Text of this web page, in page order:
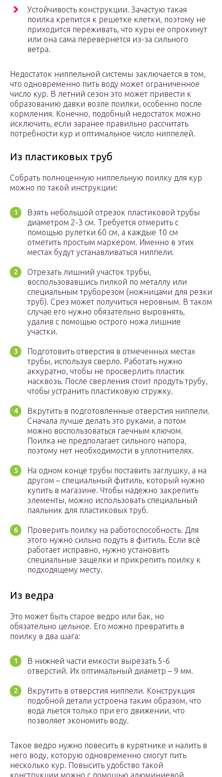
Устойчивость конструкции. Зачастую такая
поилка крепится к решетке клетки, поэтому не
приходится переживать, что куры ее опрокинут
или она сама перевернется из-за сильного
ветра.
Недостаток ниппельной системы заключается в том,
что одновременно пить воду может ограниченное
число кур. В летний сезон это может привести к
образованию давки возле поилки, особенно после
кормления. Конечно, подобный недостаток можно
исключить, если заранее правильно рассчитать
потребности кур и оптимальное число ниппелей.
Из пластиковых труб
Собрать полноценную ниппельную поилку для кур
можно по такой инструкции:
Взять небольшой отрезок пластиковой трубы
диаметром 2-3 см. Требуется отмерить с
помощью рулетки 60 см, а каждые 10 см
отметить простым маркером. Именно в этих
местах будут устанавливаться ниппели.
Отрезать лишний участок трубы,
воспользовавшись пилкой по металлу или
специальным труборезом (ножницами для резки
труб). Срез может получиться неровным. В таком
случае его нужно обязательно выровнять,
удалив с помощью острого ножа лишние
участки.
Подготовить отверстия в отмеченных местах
трубы, используя сверло. Работать нужно
аккуратно, чтобы не просверлить пластик
насквозь. После сверления стоит продуть трубу,
чтобы устранить пластиковую стружку.
Вкрутить в подготовленные отверстия ниппели.
Сначала лучше делать это руками, а потом
можно воспользоваться гаечным ключом.
Поилка не предполагает сильного напора,
поэтому нет необходимости в уплотнителях.
На одном конце трубы поставить заглушку, а на
другом – специальный фитиль, который нужно
купить в магазине. Чтобы надежно закрепить
элементы, можно использовать специальный
паяльник для пластиковых труб.
Проверить поилку на работоспособность. Для
этого нужно сильно подуть в фитиль. Если всё
работает исправно, нужно установить
специальные защелки и прикрепить поилку к
подходящему месту.
Из ведра
Это может быть старое ведро или бак, но
обязательно цельное. Его можно превратить в
поилку в два шага:
В нижней части емкости вырезать 5-6
отверстий. Их оптимальный диаметр – 9 мм.
Вкрутить в отверстия ниппели. Конструкция
подобной детали устроена таким образом, что
вода льется только при его движении, что
позволяет экономить воду.
Такое ведро нужно повесить в курятнике и налить в
него воду, которую одновременно смогут пить
несколько кур. Повысить удобство такой
конструкции можно с помощью алюминиевой